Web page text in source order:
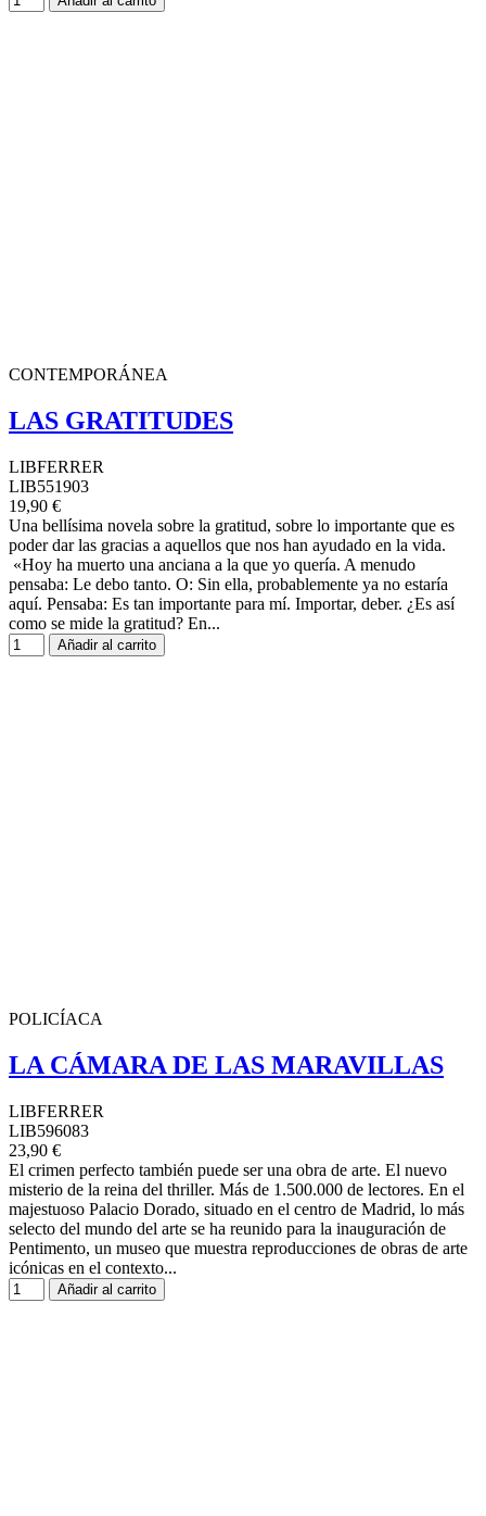
CONTEMPORÁNEA
LAS GRATITUDES
LIBFERRER
LIB551903
19,90 €
Una bellísima novela sobre la gratitud, sobre lo importante que es
poder dar las gracias a aquellos que nos han ayudado en la vida.
«Hoy ha muerto una anciana a la que yo quería. A menudo
pensaba: Le debo tanto. O: Sin ella, probablemente ya no estaría
aquí. Pensaba: Es tan importante para mí. Importar, deber. ¿Es así
como se mide la gratitud? En...
Añadir al carrito
POLICÍACA
LA CÁMARA DE LAS MARAVILLAS
LIBFERRER
LIB596083
23,90 €
El crimen perfecto también puede ser una obra de arte. El nuevo
misterio de la reina del thriller. Más de 1.500.000 de lectores. En el
majestuoso Palacio Dorado, situado en el centro de Madrid, lo más
selecto del mundo del arte se ha reunido para la inauguración de
Pentimento, un museo que muestra reproducciones de obras de arte
icónicas en el contexto...
Añadir al carrito